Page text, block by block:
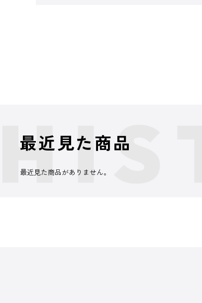
最近見た商品
最近見た商品がありません。